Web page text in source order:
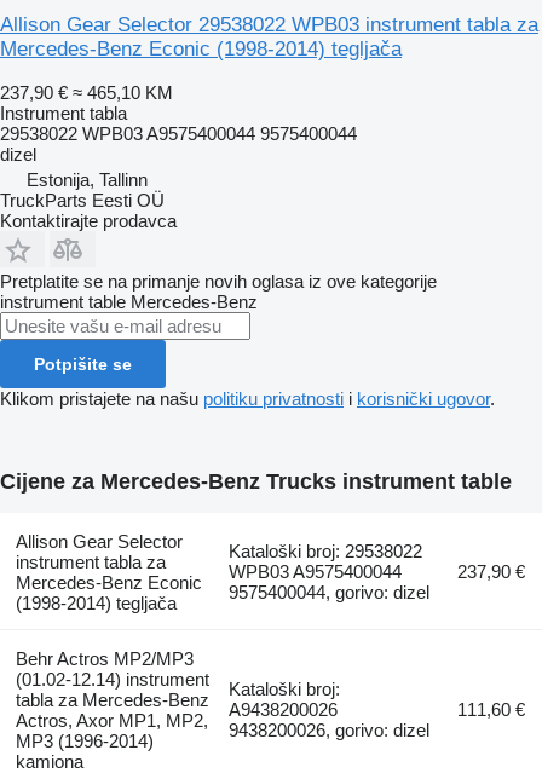
Allison Gear Selector 29538022 WPB03 instrument tabla za
Mercedes-Benz Econic (1998-2014) tegljača
237,90 € ≈ 465,10 KM
Instrument tabla
29538022 WPB03 A9575400044 9575400044
dizel
Estonija, Tallinn
TruckParts Eesti OÜ
Kontaktirajte prodavca
Pretplatite se na primanje novih oglasa iz ove kategorije
instrument table Mercedes-Benz
Potpišite se
Klikom pristajete na našu politiku privatnosti i korisnički ugovor.
Cijene za Mercedes-Benz Trucks instrument table
Allison Gear Selector
instrument tabla za
Mercedes-Benz Econic
(1998-2014) tegljača
Kataloški broj: 29538022
WPB03 A9575400044
9575400044, gorivo: dizel
237,90 €
Behr Actros MP2/MP3
(01.02-12.14) instrument
tabla za Mercedes-Benz
Actros, Axor MP1, MP2,
MP3 (1996-2014)
kamiona
Kataloški broj:
A9438200026
9438200026, gorivo: dizel
111,60 €